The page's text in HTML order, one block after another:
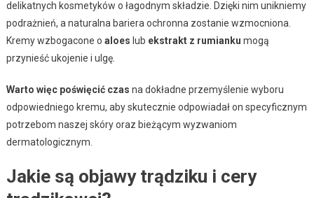
delikatnych kosmetyków o łagodnym składzie. Dzięki nim unikniemy
podrażnień, a naturalna bariera ochronna zostanie wzmocniona.
Kremy wzbogacone o aloes lub ekstrakt z rumianku mogą
przynieść ukojenie i ulgę.
Warto więc poświęcić czas na dokładne przemyślenie wyboru
odpowiedniego kremu, aby skutecznie odpowiadał on specyficznym
potrzebom naszej skóry oraz bieżącym wyzwaniom
dermatologicznym.
Jakie są objawy trądziku i cery